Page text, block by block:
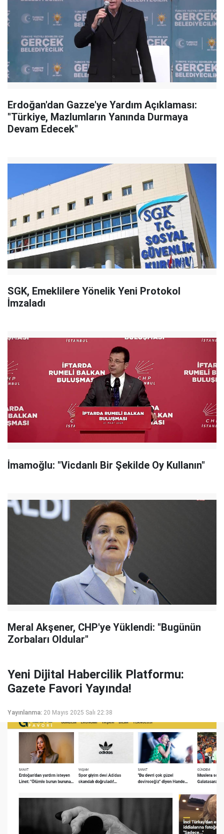
Erdoğan'dan Gazze'ye Yardım Açıklaması:
"Türkiye, Mazlumların Yanında Durmaya
Devam Edecek"
SGK, Emeklilere Yönelik Yeni Protokol
İmzaladı
İmamoğlu: "Vicdanlı Bir Şekilde Oy Kullanın"
Meral Akşener, CHP'ye Yüklendi: "Bugünün
Zorbaları Oldular"
Yeni Dijital Habercilik Platformu:
Gazete Favori Yayında!
Yayınlanma: 20 Mayıs 2025 Salı 22:38